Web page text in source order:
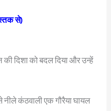
से)
दिशा को बदल दिया और उन्हें
कंठवाली एक गौरैया घायल